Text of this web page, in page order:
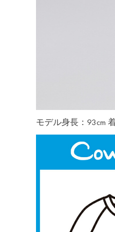
モデル身長：93cm